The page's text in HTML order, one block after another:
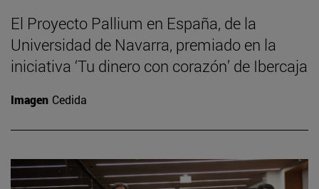
El Proyecto Pallium en España, de la
Universidad de Navarra, premiado en la
iniciativa ‘Tu dinero con corazón’ de Ibercaja
Imagen Cedida